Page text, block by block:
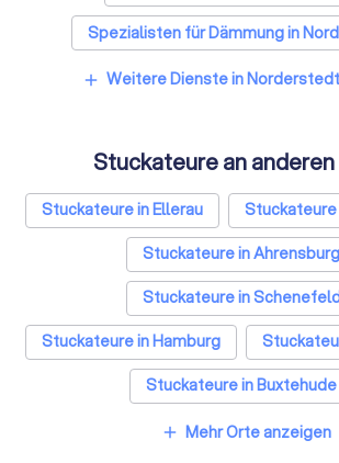
Spezialisten für Dämmung in
Umzugsunternehmen in
Sicherheitstechniker in
Trockenbauer in
Sanitärinstallateure in
Fliesenleger in
Fensterbauer in
Bodenleger in Norderstedt
add Weitere Dienste in
Stuckateure an
Stuckateure in Ellerau
Stuckateure in Ahrensburg
Stuckateure in
Stuckateure in Hamburg
Stuckateure in Buxtehude
Stuckateure in Seevetal
add Mehr Orte anzeigen